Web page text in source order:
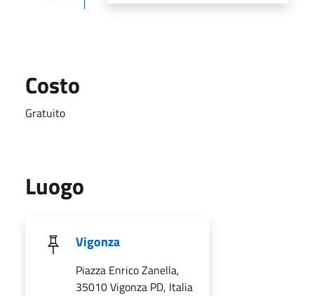
Costo
Gratuito
Luogo
Vigonza
Piazza Enrico Zanella,
35010 Vigonza PD, Italia